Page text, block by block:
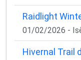
Raidlight
01/02/2026 -
Hivernal Trail